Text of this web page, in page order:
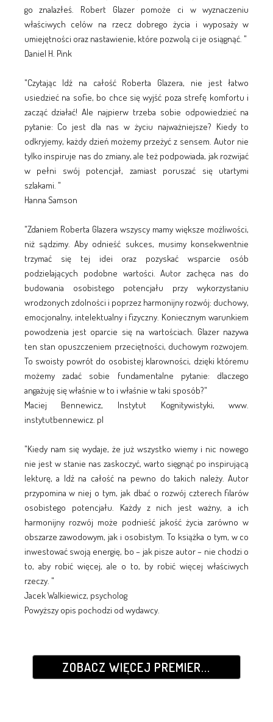
go znalazłeś. Robert Glazer pomoże ci w wyznaczeniu
właściwych celów na rzecz dobrego życia i wyposaży w
umiejętności oraz nastawienie, które pozwolą ci je osiągnąć. "
Daniel H. Pink
"Czytając Idź na całość Roberta Glazera, nie jest łatwo
usiedzieć na sofie, bo chce się wyjść poza strefę komfortu i
zacząć działać! Ale najpierw trzeba sobie odpowiedzieć na
pytanie: Co jest dla nas w życiu najważniejsze? Kiedy to
odkryjemy, każdy dzień możemy przeżyć z sensem. Autor nie
tylko inspiruje nas do zmiany, ale też podpowiada, jak rozwijać
w pełni swój potencjał, zamiast poruszać się utartymi
szlakami. "
Hanna Samson
"Zdaniem Roberta Glazera wszyscy mamy większe możliwości,
niż sądzimy. Aby odnieść sukces, musimy konsekwentnie
trzymać się tej idei oraz pozyskać wsparcie osób
podzielających podobne wartości. Autor zachęca nas do
budowania osobistego potencjału przy wykorzystaniu
wrodzonych zdolności i poprzez harmonijny rozwój: duchowy,
emocjonalny, intelektualny i fizyczny. Koniecznym warunkiem
powodzenia jest oparcie się na wartościach. Glazer nazywa
ten stan opuszczeniem przeciętności, duchowym rozwojem.
To swoisty powrót do osobistej klarowności, dzięki któremu
możemy zadać sobie fundamentalne pytanie: dlaczego
angażuję się właśnie w to i właśnie w taki sposób?"
Maciej Bennewicz, Instytut Kognitywistyki, www.
instytutbennewicz. pl
"Kiedy nam się wydaje, że już wszystko wiemy i nic nowego
nie jest w stanie nas zaskoczyć, warto sięgnąć po inspirującą
lekturę, a Idź na całość na pewno do takich należy. Autor
przypomina w niej o tym, jak dbać o rozwój czterech filarów
osobistego potencjału. Każdy z nich jest ważny, a ich
harmonijny rozwój może podnieść jakość życia zarówno w
obszarze zawodowym, jak i osobistym. To książka o tym, w co
inwestować swoją energię, bo – jak pisze autor – nie chodzi o
to, aby robić więcej, ale o to, by robić więcej właściwych
rzeczy. "
Jacek Walkiewicz, psycholog
Powyższy opis pochodzi od wydawcy.
ZOBACZ WIĘCEJ PREMIER...